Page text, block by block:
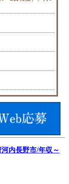
内長野市/年収～